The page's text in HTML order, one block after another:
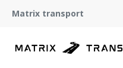
Matrix transport